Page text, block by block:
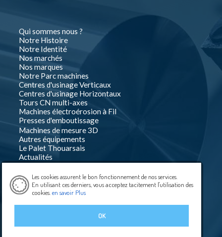
Les cookies assurent le bon fonctionnement de nos services.
En utilisant ces derniers, vous acceptez tacitement l'utilisation des
cookies. en savoir Plus
OK
Qui sommes nous ?
Notre Histoire
Notre Identité
Nos marchés
Nos marques
Notre Parc machines
Centres d'usinage Verticaux
Centres d'usinage Horizontaux
Tours CN multi-axes
Machines électroérosion à Fil
Presses d'emboutissage
Machines de mesure 3D
Autres équipements
Le Palet Thouarsais
Actualités
Nos Partenaires
Contact
VOEUX 2024
S'inscrire à la newsletter
Création Créaprime